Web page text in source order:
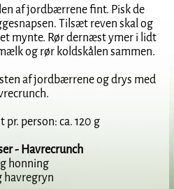
af jordbærrene fint. Pisk de
Tilsæt reven skal og
mynte. Rør dernæst ymer i lidt
og rør koldskålen sammen.
af jordbærrene og drys med
person: ca. 120 g
- Havrecrunch
honning
havregryn